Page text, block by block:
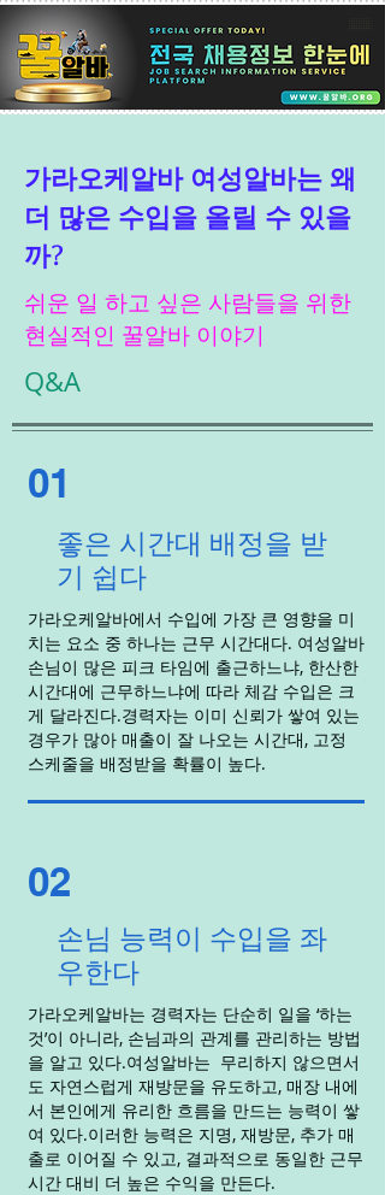
가라오케알바 여성알바는 왜
더 많은 수입을 올릴 수 있을
까?
쉬운 일 하고 싶은 사람들을 위한
현실적인 꿀알바 이야기
Q&A
01
좋은 시간대 배정을 받
기 쉽다
가라오케알바에서 수입에 가장 큰 영향을 미
치는 요소 중 하나는 근무 시간대다. 여성알바
손님이 많은 피크 타임에 출근하느냐, 한산한
시간대에 근무하느냐에 따라 체감 수입은 크
게 달라진다.경력자는 이미 신뢰가 쌓여 있는
경우가 많아 매출이 잘 나오는 시간대, 고정
스케줄을 배정받을 확률이 높다.
02
손님 능력이 수입을 좌
우한다
가라오케알바는 경력자는 단순히 일을 ‘하는
것’이 아니라, 손님과의 관계를 관리하는 방법
을 알고 있다.여성알바는 무리하지 않으면서
도 자연스럽게 재방문을 유도하고, 매장 내에
서 본인에게 유리한 흐름을 만드는 능력이 쌓
여 있다.이러한 능력은 지명, 재방문, 추가 매
출로 이어질 수 있고, 결과적으로 동일한 근무
시간 대비 더 높은 수익을 만든다.